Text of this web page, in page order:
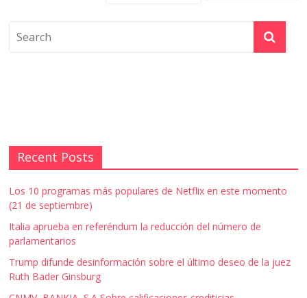
Recent Posts
Los 10 programas más populares de Netflix en este momento
(21 de septiembre)
Italia aprueba en referéndum la reducción del número de
parlamentarios
Trump difunde desinformación sobre el último deseo de la juez
Ruth Bader Ginsburg